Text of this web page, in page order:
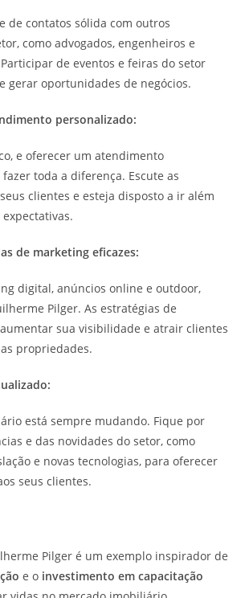
de contatos sólida com outros
como advogados, engenheiros e
de eventos e feiras do setor
gerar oportunidades de negócios.
personalizado:
e oferecer um atendimento
toda a diferença. Escute as
clientes e esteja disposto a ir além
de marketing eficazes:
digital, anúncios online e outdoor,
Pilger. As estratégias de
sua visibilidade e atrair clientes
propriedades.
está sempre mudando. Fique por
e das novidades do setor, como
e novas tecnologias, para oferecer
seus clientes.
Pilger é um exemplo inspirador de
e o investimento em capacitação